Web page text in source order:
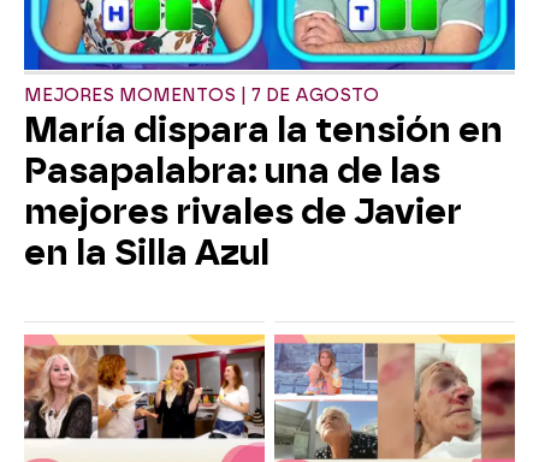
MEJORES MOMENTOS | 7 DE AGOSTO
María dispara la tensión en
Pasapalabra: una de las
mejores rivales de Javier
en la Silla Azul